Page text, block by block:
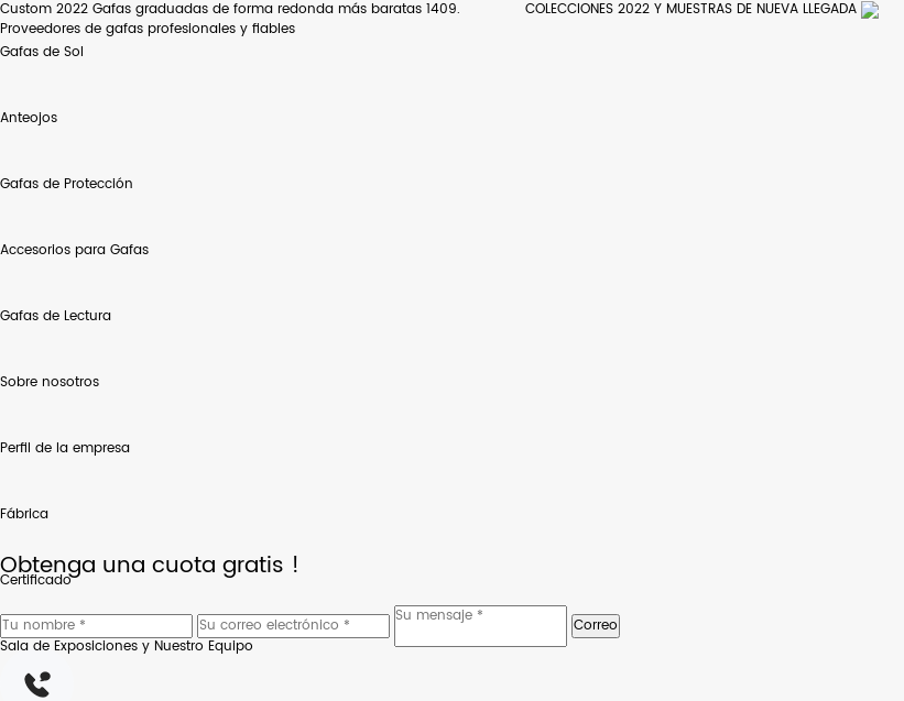
COLECCIONES 2022 Y MUESTRAS DE NUEVA LLEGADA
Gafas de Sol
Anteojos
Gafas de Protección
Accesorios para Gafas
Gafas de Lectura
Sobre nosotros
Perfil de la empresa
Fábrica
Certificado
Sala de Exposiciones y Nuestro Equipo
Custom 2022 Gafas graduadas de forma redonda más baratas 1409.
Proveedores de gafas profesionales y fiables
Obtenga una cuota gratis !
Correo